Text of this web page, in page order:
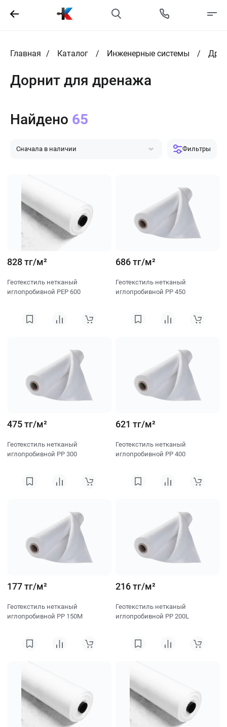
Главная Каталог Инженерные системы
Дорнит для дренажа
Сначала в наличии
Фильтры
Найдено 65
828 тг/м²
Геотекстиль нетканый
иглопробивной PEP 600
686 тг/м²
Геотекстиль нетканый
иглопробивной PP 450
475 тг/м²
Геотекстиль нетканый
иглопробивной PP 300
621 тг/м²
Геотекстиль нетканый
иглопробивной PP 400
177 тг/м²
Геотекстиль нетканый
иглопробивной PP 150M
216 тг/м²
Геотекстиль нетканый
иглопробивной PP 200L